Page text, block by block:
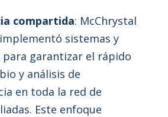
compartida: McChrystal
sistemas y
para garantizar el rápido
y análisis de
en toda la red de
Este enfoque